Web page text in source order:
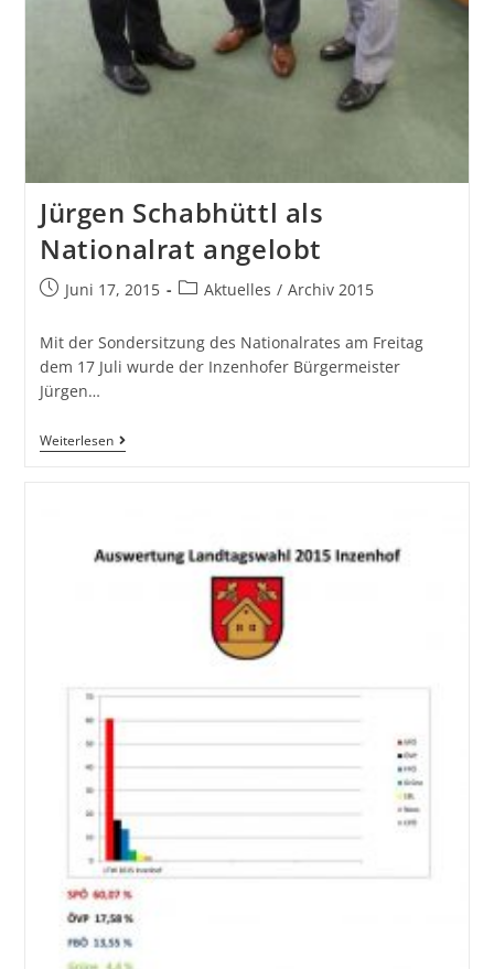
Jürgen Schabhüttl als
Nationalrat angelobt
Juni 17, 2015 Aktuelles / Archiv 2015
Mit der Sondersitzung des Nationalrates am Freitag
dem 17 Juli wurde der Inzenhofer Bürgermeister
Jürgen…
Weiterlesen